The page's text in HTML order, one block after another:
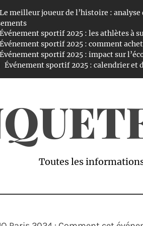
Le meilleur joueur de l’histoire : analyse
Événement sportif 2025 : les athlètes à
Événement sportif 2025 : comment
Événement sportif 2025 : impact sur
Événement sportif 2025 : calendrier et
Toutes les